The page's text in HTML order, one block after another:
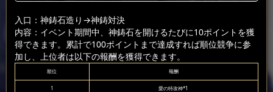
入口：神鋳石造り →神鋳対決
内容：イベント期間中、神鋳石を開けるたびに10ポイントを獲
得できます。累計で100ポイントまで達成すれば順位競争に参
加し、上位者は以下の報酬を獲得できます。
順位 報酬
1 愛の特攻神*1